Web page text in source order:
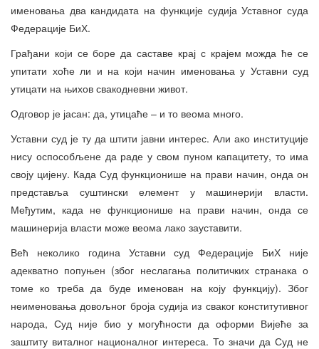
именовања два кандидата на функције судија Уставног суда
Федерације БиХ.
Грађани који се боре да саставе крај с крајем можда ће се
упитати хоће ли и на који начин именовања у Уставни суд
утицати на њихов свакодневни живот.
Одговор је јасан: да, утицаће – и то веома много.
Уставни суд је ту да штити јавни интерес. Али ако институције
нису оспособљене да раде у свом пуном капацитету, то има
своју цијену. Када Суд функционише на прави начин, онда он
представља суштински елемент у машинерији власти.
Међутим, када не функционише на прави начин, онда се
машинерија власти може веома лако зауставити.
Већ неколико година Уставни суд Федерације БиХ није
адекватно попуњен (због неслагања политичких странака о
томе ко треба да буде именован на коју функцију). Због
неименовања довољног броја судија из сваког конститутивног
народа, Суд није био у могућности да оформи Вијеће за
заштиту виталног националног интереса. То значи да Суд не